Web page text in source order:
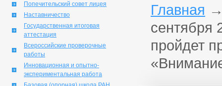
Попечительский совет лицея
Наставничество
Государственная итоговая
аттестация
Всероссийские проверочные
работы
Инновационная и опытно-
экспериментальная работа
Главная
сентября
пройдет